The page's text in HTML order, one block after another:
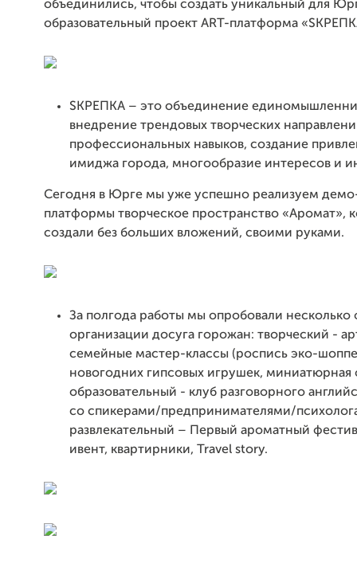
объединились, чтобы создать уникальный для
образовательный проект АRT-платформа
SКРЕПКА – это объединение
внедрение трендовых творческих
профессиональных навыков, создание
имиджа города, многообразие интересов и
Сегодня в Юрге мы уже успешно реализуем
платформы творческое пространство «Аромат»,
создали без больших вложений, своими руками.
За полгода работы мы опробовали несколько
организации досуга горожан: творческий -
семейные мастер-классы (роспись эко-
новогодних гипсовых игрушек, миниатюрная
образовательный - клуб разговорного
со спикерами/предпринимателями/
развлекательный – Первый ароматный
ивент, квартирники, Travel story.